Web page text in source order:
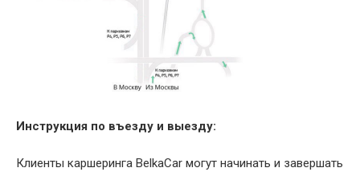
Инструкция по въезду и выезду:
Клиенты каршеринга BelkaCar могут начинать и завершать